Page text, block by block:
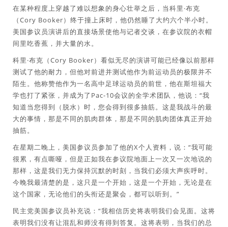
在某种程度上穿越了难以想象的身心壮举之后，当科里·布克
（Cory Booker）终于撞上床时，他仍然睡了大约六个半小时。
美国参议员演讲后的直接场景使他与记者交谈，在参议院的衣帽
间里吃香蕉，并大量的水。
科里·布克（Cory Booker）看似无尽的演讲可能已经像以前那样
测试了他的耐力，但他对前进并测试他作为前运动员的极限并不
陌生。他称赞他作为一名高中足球运动员的前世，他在斯坦福大
学也打了紧张，并成为了Pac-10会议的全学术团队，他说：“我
知道当您得到（脱水）时，您会得到很多抽筋。这是我战斗的最
大的事情，那是不同的肌肉群体，那是不同的肌肉团体真正开始
抽筋。
在星期二晚上，美国参议员参加了他的X个人资料，说：“我可能
很累，有点嘶哑，但是正如我在参议院地面上一次又一次地说的
那样，这是我们无力保持沉默的时刻，当我们必须大声疾呼时。
今晚我最清楚的是，这只是一个开始，这是一个开始，无论是在
这个国家，无论他们的头衔还是聚会，都可以听到。”
民主党美国参议员补充说：“我相信历史将表明我们会见面。这将
表明我们没有让混乱和师没有得到答复。这将表明，当我们的总